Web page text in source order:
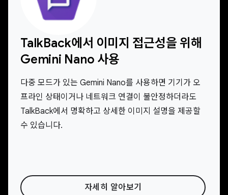
TalkBack에서 이미지 접근성을 위해
Gemini Nano 사용
다중 모드가 있는 Gemini Nano를 사용하면 기기가 오
프라인 상태이거나 네트워크 연결이 불안정하더라도
TalkBack에서 명확하고 상세한 이미지 설명을 제공할
수 있습니다.
자세히 알아보기